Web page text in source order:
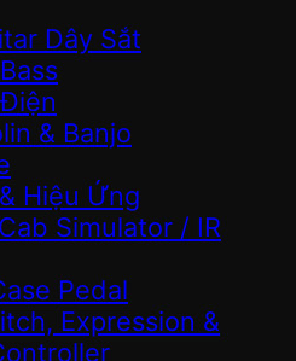
Dây Sắt
& Banjo
Hiệu Ứng
Simulator / IR
Pedal
Expression &